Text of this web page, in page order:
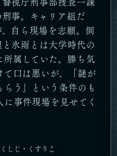
刑事。キャリア組だ
、自ら現場を志願。倒
と氷雨とは大学時代の
属していた。勝ち気
て口は悪いが、「謎が
う」という条件のも
に事件現場を見せてく
しじ・くすりこ